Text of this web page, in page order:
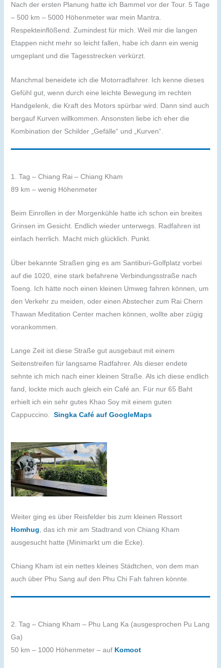
Nach der ersten Planung hatte ich Bammel vor der Tour. 5 Tage
– 500 km – 5000 Höhenmeter war mein Mantra.
Respekteinflößend. Zumindest für mich. Weil mir die langen
Etappen nicht mehr so leicht fallen, habe ich dann ein wenig
umgeplant und die Tagesstrecken verkürzt.
Manchmal beneidete ich die Motorradfahrer. Ich kenne dieses
Gefühl gut, wenn durch eine leichte Bewegung im rechten
Handgelenk, die Kraft des Motors spürbar wird. Dann sind auch
bergauf Kurven willkommen. Ansonsten liebe ich eher die
Kombination der Schilder „Gefälle“ und „Kurven“.
1. Tag – Chiang Rai – Chiang Kham
89 km – wenig Höhenmeter
Beim Einrollen in der Morgenkühle hatte ich schon ein breites
Grinsen im Gesicht. Endlich wieder unterwegs. Radfahren ist
einfach herrlich. Macht mich glücklich. Punkt.
Über bekannte Straßen ging es am Santiburi-Golfplatz vorbei
auf die 1020, eine stark befahrene Verbindungsstraße nach
Toeng. Ich hätte noch einen kleinen Umweg fahren können, um
den Verkehr zu meiden, oder einen Abstecher zum Rai Chern
Thawan Meditation Center machen können, wollte aber zügig
vorankommen.
Lange Zeit ist diese Straße gut ausgebaut mit einem
Seitenstreifen für langsame Radfahrer. Als dieser endete
sehnte ich mich nach einer kleinen Straße. Als ich diese endlich
fand, lockte mich auch gleich ein Café an. Für nur 65 Baht
erhielt ich ein sehr gutes Khao Soy mit einem guten
Cappuccino. Singka Café auf GoogleMaps
Weiter ging es über Reisfelder bis zum kleinen Ressort
Homhug , das ich mir am Stadtrand von Chiang Kham
ausgesucht hatte (Minimarkt um die Ecke).
Chiang Kham ist ein nettes kleines Städtchen, von dem man
auch über Phu Sang auf den Phu Chi Fah fahren könnte.
2. Tag – Chiang Kham – Phu Lang Ka (ausgesprochen Pu Lang
Ga)
50 km – 1000 Höhenmeter – auf Komoot